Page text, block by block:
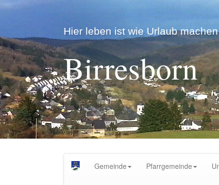
Hier leben ist wie Urlaub
Birresborn
Gemeinde Pfarrgemeinde